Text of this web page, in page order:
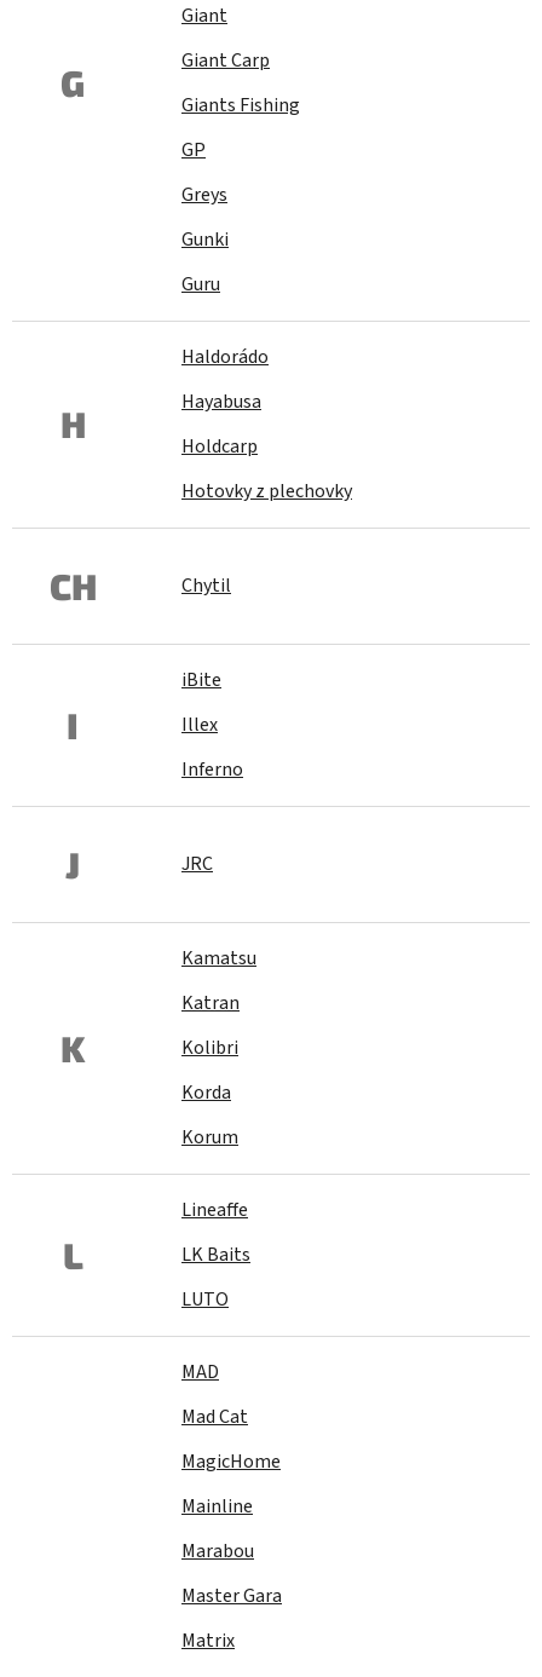
G
Giant
Giant Carp
Giants Fishing
GP
Greys
Gunki
Guru
H
Haldorádo
Hayabusa
Holdcarp
Hotovky z plechovky
CH Chytil
I
iBite
Illex
Inferno
J JRC
K
Kamatsu
Katran
Kolibri
Korda
Korum
L
Lineaffe
LK Baits
LUTO
MAD
Mad Cat
MagicHome
Mainline
Marabou
Master Gara
Matrix